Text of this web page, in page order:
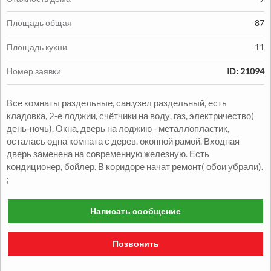
Продажа:
1330000грн.
Продажа Квартиры
48 Александровский р-н
Площадь общая 87
Площадь кухни 11
Номер заявки ID: 21094
Все комнаты раздельные, сан.узел раздельный, есть
кладовка, 2-е лоджии, счётчики на воду, газ, электричество(
день-ночь). Окна, дверь на лоджию - металлопластик,
осталась одна комната с дерев. оконной рамой. Входная
дверь заменена на современную железную. Есть
кондиционер, бойлер. В коридоре начат ремонт( обои убрали).
;
Написать сообщение
Позвонить